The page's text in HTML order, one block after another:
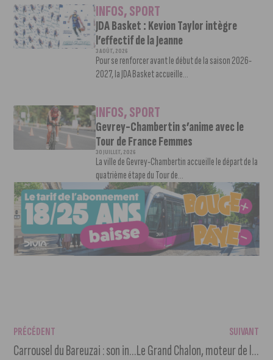
INFOS,SPORT
JDA Basket : Kevion Taylor intègre
l’effectif de la Jeanne
3 AOÛT, 2026
Pour se renforcer avant le début de la saison 2026-
2027, la JDA Basket accueille...
INFOS,SPORT
Gevrey-Chambertin s’anime avec le
Tour de France Femmes
30 JUILLET, 2026
La ville de Gevrey-Chambertin accueille le départ de la
quatrième étape du Tour de...
PRÉCÉDENT
Carrousel du Bareuzai : son installation a débuté ce matin
SUIVANT
Le Grand Chalon, moteur de la relance du nucléaire sur le territoire